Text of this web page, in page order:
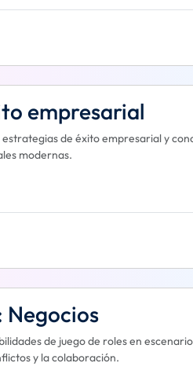
empresarial
de éxito empresarial y
modernas.
Negocios
de juego de roles en
y la colaboración.